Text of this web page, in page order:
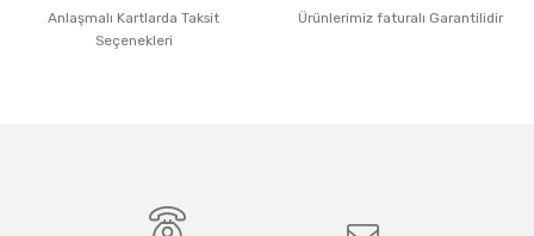
Anlaşmalı Kartlarda Taksit
Seçenekleri
Ürünlerimiz faturalı Garantilidir